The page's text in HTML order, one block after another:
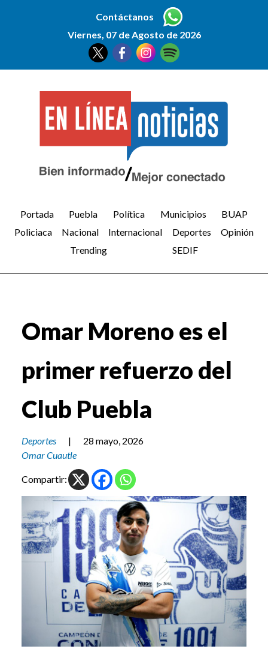
Contáctanos
Viernes, 07 de Agosto de 2026
Portada Puebla Política Municipios
BUAP
Policiaca
Nacional Internacional Deportes
Opinión
Trending
SEDIF
Omar Moreno es el
primer refuerzo del
Club Puebla
Deportes |
28 mayo, 2026
Omar Cuautle
Compartir: